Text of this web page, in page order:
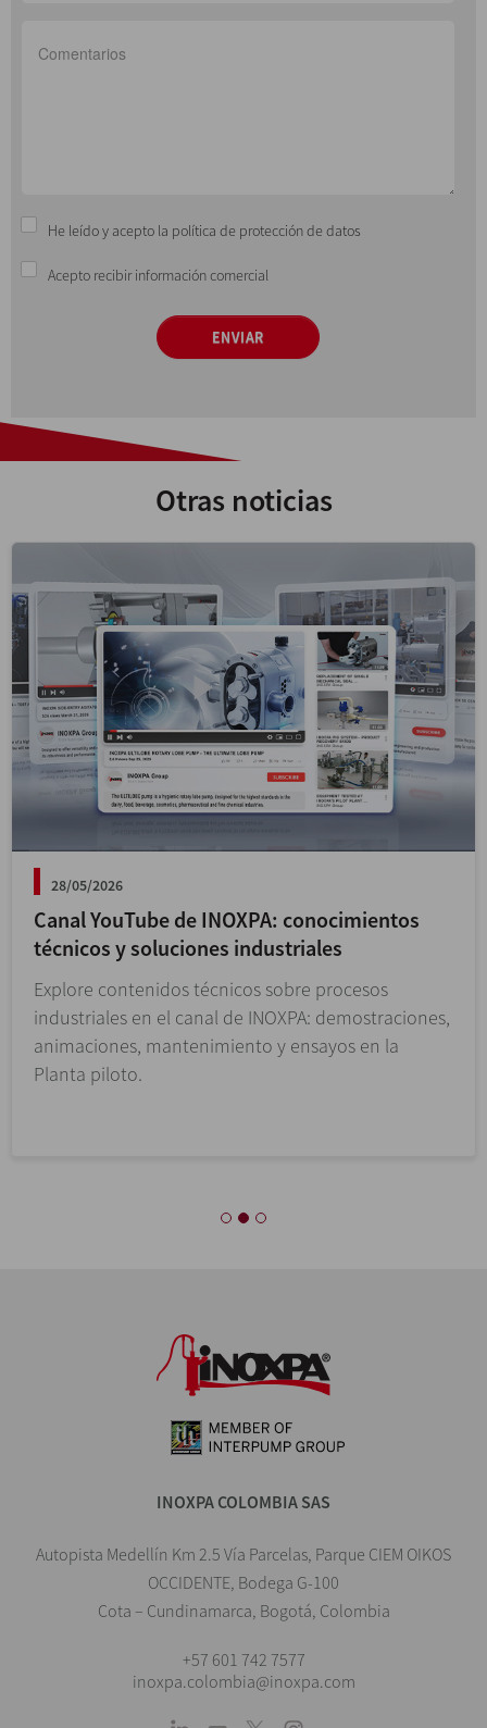
He leído y acepto la política de protección de datos
Acepto recibir información comercial
ENVIAR
Otras noticias
28/05/2026
Canal YouTube de INOXPA: conocimientos
técnicos y soluciones industriales
Explore contenidos técnicos sobre procesos
industriales en el canal de INOXPA: demostraciones,
animaciones, mantenimiento y ensayos en la
Planta piloto.
INOXPA COLOMBIA SAS
Autopista Medellín Km 2.5 Vía Parcelas, Parque CIEM OIKOS
OCCIDENTE, Bodega G-100
Cota – Cundinamarca, Bogotá, Colombia
+57 601 742 7577
inoxpa.colombia@inoxpa.com